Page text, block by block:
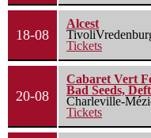
18-08
Alcest
Tickets
20-08
Cabaret Vert
Bad Seeds,
Charleville-
Tickets